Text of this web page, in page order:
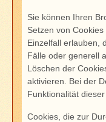
Sie können Ihren
Setzen von
Einzelfall erlauben,
Fälle oder generell
Löschen der
aktivieren. Bei der
Funktionalität
Cookies, die zur